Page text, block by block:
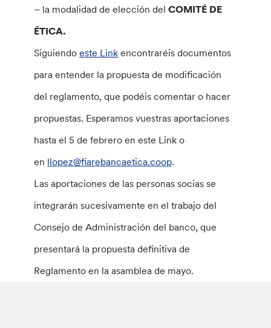
– la modalidad de elección delCOMITÉ DE
ÉTICA.
Siguiendoeste Link encontraréis documentos
para entender la propuesta de modificación
del reglamento, que podéis comentar o hacer
propuestas. Esperamos vuestras aportaciones
hasta el 5 de febrero en este Link o
en llopez@fiarebancaetica.coop.
Las aportaciones de las personas socias se
integrarán sucesivamente en el trabajo del
Consejo de Administración del banco, que
presentará la propuesta definitiva de
Reglamento en la asamblea de mayo.